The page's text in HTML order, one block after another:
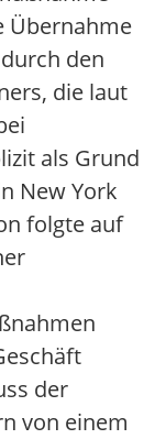
Übernahme
den
die laut
als Grund
New York
folgte auf
der
von einem